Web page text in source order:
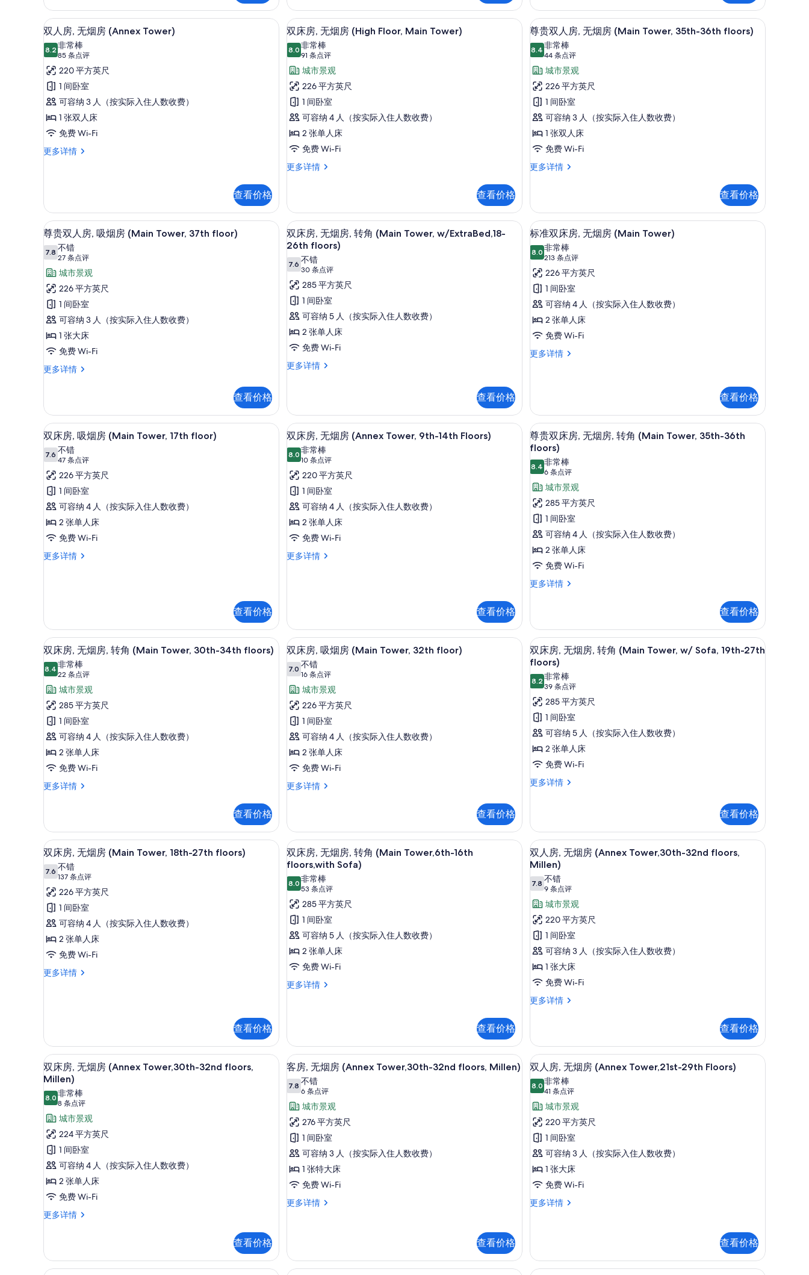
Non-
Smoking
的
所
有
照
片
Double
Room
-
Non-
Smoking
多
信
息
Non-
Smoking
的
所
有
照
片
King
Room
-
Non-
Smoking
多
信
息
Non-
Smoking
的
所
有
照
片
Twin
Room
-
Non-
Smoking
多
信
息
显
示
双
人
房,
无
烟
房
(Annex
有
照
片
双人房, 无烟房 (Annex Tower) | 客房内保险箱、笔记本电脑工作区、熨斗/熨板、免费 WiFi
9
双人房, 无烟房 (Annex Tower)
8.28.2 分，满分 10 分
非常棒
85 条点评
(85
条
点
评)
220 平方英尺
1 间卧室
可容纳 3 人（按实际入住人数收费）
1 张双人床
免费 Wi-Fi
更多详情
双
房
(Annex
Tower)
更
多
信
息
查看价格
显
示
双
床
房,
无
烟
房
(High
Floor,
的
所
有
照
片
客房内保险箱、笔记本电脑工作区、熨斗/熨板、免费 WiFi
10
双床房, 无烟房 (High Floor, Main Tower)
8.08.0 分，满分 10 分
非常棒
91 条点评
(91
条
点
评)
城市景观
226 平方英尺
1 间卧室
可容纳 4 人（按实际入住人数收费）
2 张单人床
免费 Wi-Fi
更多详情
双
烟
房
(High
Floor,
Tower)
更
多
信
息
查看价格
显
示
尊
贵
双
人
房,
无
烟
房
35th-
36th
floors)
的
所
有
照
片
客房内保险箱、笔记本电脑工作区、熨斗/熨
15
尊贵双人房, 无烟房 (Main Tower, 35th-36th floors)
8.48.4 分，满分 10 分
非常棒
44 条点评
(44
条
点
评)
城市景观
226 平方英尺
1 间卧室
可容纳 3 人（按实际入住人数收费）
1 张双人床
免费 Wi-Fi
更多详情
尊
房,
无
烟
(Main
Tower,
35th-
36th
floors)
更
多
息
查看价格
显
示
尊
贵
双
人
房,
吸
烟
房
37th
floor)
的
所
有
照
片
客房内保险箱、笔记本电脑工作区、熨斗/熨板、免费 WiFi
15
尊贵双人房, 吸烟房 (Main Tower, 37th floor)
7.87.8 分，满分 10 分
不错
27 条点评
(27
条
点
评)
城市景观
226 平方英尺
1 间卧室
可容纳 3 人（按实际入住人数收费）
1 张大床
免费 Wi-Fi
更多详情
尊
房,
吸
烟
(Main
Tower,
37th
floor)
更
多
信
查看价格
显
示
双
床
房,
无
烟
房,
转
角
w/ExtraBed,18-
26th
floors)
的
所
有
照
片
双床房, 无烟房, 转角 (Main Tower, w/ExtraBed,18-26th floors) | 客房内保险箱、笔记本电脑工作区、熨斗/熨板、免费
8
双床房, 无烟房, 转角 (Main Tower, w/ExtraBed,18-
26th floors)
7.67.6 分，满分 10 分
不错
30 条点评
(30
条
点
评)
285 平方英尺
1 间卧室
可容纳 5 人（按实际入住人数收费）
2 张单人床
免费 Wi-Fi
更多详情
双
烟
房,
转
角
(Main
Tower,
w/ExtraBed,18-
26th
floors)
更
多
信
息
查看价格
显
示
标
准
双
床
房,
无
烟
的
所
有
照
片
标准双床房, 无烟房 (Main Tower) | 客房内保
9
标准双床房, 无烟房 (Main Tower)
8.08.0 分，满分 10 分
非常棒
213 条点评
(213
条
点
评)
226 平方英尺
1 间卧室
可容纳 4 人（按实际入住人数收费）
2 张单人床
免费 Wi-Fi
更多详情
标
无
烟
房
(Main
Tower)
更
多
信
息
查看价格
显
示
双
床
房,
吸
烟
房
(Main
所
有
照
片
客房内保险箱、笔记本电脑工作区、熨斗/熨板、免费 WiFi
9
双床房, 吸烟房 (Main Tower, 17th floor)
7.67.6 分，满分 10 分
不错
47 条点评
(47
条
点
评)
226 平方英尺
1 间卧室
可容纳 4 人（按实际入住人数收费）
2 张单人床
免费 Wi-Fi
更多详情
双
(Main
Tower,
17th
floor)
更
多
信
息
查看价格
显
示
双
床
房,
无
烟
房
(Annex
的
所
有
照
片
双床房, 无烟房 (Annex Tower, 9th-14th Floors) | 客房内保险箱、笔记本电脑工作区、熨斗/熨板、免费 WiFi
8
双床房, 无烟房 (Annex Tower, 9th-14th Floors)
8.08.0 分，满分 10 分
非常棒
10 条点评
(10
条
点
评)
220 平方英尺
1 间卧室
可容纳 4 人（按实际入住人数收费）
2 张单人床
免费 Wi-Fi
更多详情
双
(Annex
Tower,
9th-
14th
Floors)
更
多
信
息
查看价格
显
示
尊
贵
双
床
房,
无
烟
房,
转
Tower,
35th-
36th
floors)
的
所
有
照
片
尊贵双床房, 无烟房, 转角 (Main Tower,
14
尊贵双床房, 无烟房, 转角 (Main Tower, 35th-36th
floors)
8.48.4 分，满分 10 分
非常棒
6 条点评
(6
条
点
评)
城市景观
285 平方英尺
1 间卧室
可容纳 4 人（按实际入住人数收费）
2 张单人床
免费 Wi-Fi
更多详情
尊
房,
无
烟
房,
角
(Main
Tower,
35th-
36th
floors)
更
信
息
查看价格
显
示
双
床
房,
无
烟
房,
转
角
30th-
34th
floors)
的
所
有
照
片
客房内保险箱、笔记本电脑工作区、熨斗/熨板、免费 WiFi
9
双床房, 无烟房, 转角 (Main Tower, 30th-34th floors)
8.48.4 分，满分 10 分
非常棒
22 条点评
(22
条
点
评)
城市景观
285 平方英尺
1 间卧室
可容纳 4 人（按实际入住人数收费）
2 张单人床
免费 Wi-Fi
更多详情
双
烟
房,
转
(Main
Tower,
30th-
34th
floors)
更
多
息
查看价格
显
示
双
床
房,
吸
烟
房
(Main
Tower,
的
所
有
照
片
客房内保险箱、笔记本电脑工作区、熨斗/熨板、免费 WiFi
10
双床房, 吸烟房 (Main Tower, 32th floor)
7.07.0 分，满分 10 分
不错
16 条点评
(16
条
点
评)
城市景观
226 平方英尺
1 间卧室
可容纳 4 人（按实际入住人数收费）
2 张单人床
免费 Wi-Fi
更多详情
双
烟
房
(Main
Tower,
floor)
更
多
信
息
查看价格
显
示
双
床
房,
无
烟
房,
转
角
w/
Sofa,
19th-
27th
floors)
的
所
有
照
片
双床房, 无烟房, 转角 (Main Tower, w/ Sofa,
8
双床房, 无烟房, 转角 (Main Tower, w/ Sofa, 19th-27th
floors)
8.28.2 分，满分 10 分
非常棒
39 条点评
(39
条
点
评)
285 平方英尺
1 间卧室
可容纳 5 人（按实际入住人数收费）
2 张单人床
免费 Wi-Fi
更多详情
双
烟
房,
转
角
(Main
Tower,
w/
Sofa,
19th-
27th
floors)
更
多
信
息
查看价格
显
示
双
床
房,
无
烟
房
(Main
的
所
有
照
片
客房内保险箱、笔记本电脑工作区、熨斗/熨板、免费 WiFi
8
双床房, 无烟房 (Main Tower, 18th-27th floors)
7.67.6 分，满分 10 分
不错
137 条点评
(137
条
点
评)
226 平方英尺
1 间卧室
可容纳 4 人（按实际入住人数收费）
2 张单人床
免费 Wi-Fi
更多详情
双
(Main
Tower,
18th-
27th
floors)
更
多
信
息
查看价格
显
示
双
床
房,
无
烟
房,
转
角
floors,with
Sofa)
的
所
有
照
片
双床房, 无烟房, 转角 (Main Tower,6th-16th floors,with Sofa) | 客房内保险箱、笔记本电脑工作区、熨斗/熨板、免费
9
双床房, 无烟房, 转角 (Main Tower,6th-16th
floors,with Sofa)
8.08.0 分，满分 10 分
非常棒
53 条点评
(53
条
点
评)
285 平方英尺
1 间卧室
可容纳 5 人（按实际入住人数收费）
2 张单人床
免费 Wi-Fi
更多详情
双
房,
转
角
(Main
Tower,6th-
16th
floors,with
Sofa)
更
多
信
息
查看价格
显
示
双
人
房,
无
烟
房
(Annex
Tower,30th-
32nd
的
所
有
照
片
客房内保险箱、笔记本电脑工作区、熨斗/熨
13
双人房, 无烟房 (Annex Tower,30th-32nd floors,
Millen)
7.87.8 分，满分 10 分
不错
9 条点评
(9
条
点
评)
城市景观
220 平方英尺
1 间卧室
可容纳 3 人（按实际入住人数收费）
1 张大床
免费 Wi-Fi
更多详情
双
烟
房
(Annex
Tower,30th-
32nd
floors,
Millen)
更
多
信
息
查看价格
显
示
双
床
房,
无
烟
房
(Annex
Tower,30th-
32nd
的
所
客房内保险箱、笔记本电脑工作区、熨斗/熨板、免费 WiFi
11
双床房, 无烟房 (Annex Tower,30th-32nd floors,
Millen)
8.08.0 分，满分 10 分
非常棒
8 条点评
(8
条
点
评)
城市景观
224 平方英尺
1 间卧室
可容纳 4 人（按实际入住人数收费）
2 张单人床
免费 Wi-Fi
更多详情
双
烟
房
查看价格
显
示
客
房,
无
烟
房
(Annex
Tower,30th-
32nd
floors,
所
有
客房, 无烟房 (Annex Tower,30th-32nd floors, Millen) | 客房内保险箱、笔记本电脑工作区、熨斗/熨板、免费 WiFi
14
客房, 无烟房 (Annex Tower,30th-32nd floors, Millen)
7.87.8 分，满分 10 分
不错
6 条点评
(6
条
点
评)
城市景观
276 平方英尺
1 间卧室
可容纳 3 人（按实际入住人数收费）
1 张特大床
免费 Wi-Fi
更多详情
客
(Annex
Tower,30th-
查看价格
显
示
双
人
房,
无
烟
房
(Annex
Tower,21st-
所
双人房, 无烟房 (Annex Tower,21st-29th
8
双人房, 无烟房 (Annex Tower,21st-29th Floors)
8.08.0 分，满分 10 分
非常棒
41 条点评
(41
条
点
评)
城市景观
220 平方英尺
1 间卧室
可容纳 3 人（按实际入住人数收费）
1 张大床
免费 Wi-Fi
更多详情
双
房
(Annex
查看价格
客房, 无烟房 (Annex Tower,21st-29th Floors) | 城市景观 客房, 无烟房 (Annex Tower,8th-20th Floors) | 客房内保险箱、笔记本电脑工作区、熨斗/熨板、免费 WiFi
客房, 无烟房 (Annex Tower, w/Sofa, 21st-